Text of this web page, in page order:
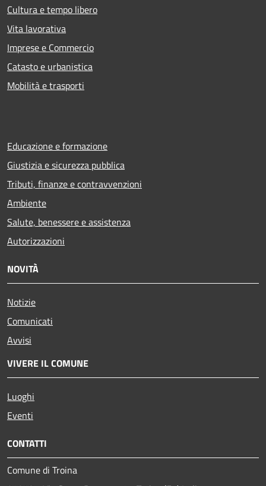
Cultura e tempo libero
Vita lavorativa
Imprese e Commercio
Catasto e urbanistica
Mobilità e trasporti
Educazione e formazione
Giustizia e sicurezza pubblica
Tributi, finanze e contravvenzioni
Ambiente
Salute, benessere e assistenza
Autorizzazioni
NOVITÀ
Notizie
Comunicati
Avvisi
VIVERE IL COMUNE
Luoghi
Eventi
CONTATTI
Comune di Troina